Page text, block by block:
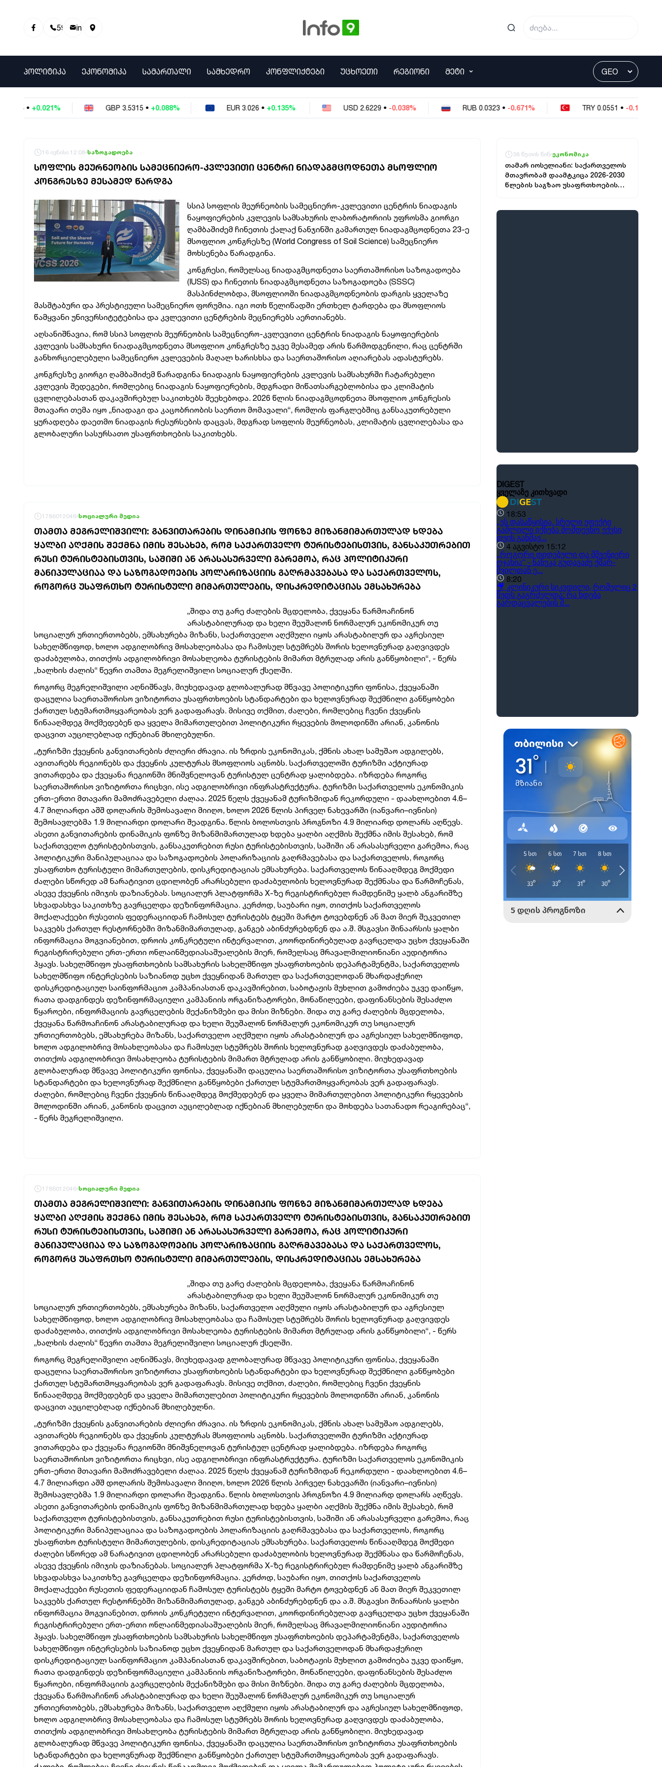
595 01 81 00info@info9.ge
ᲞᲝᲚᲘᲢᲘᲙᲐ ᲔᲙᲝᲜᲝᲛᲘᲙᲐ ᲡᲐᲛᲐᲠᲗᲐᲚᲘ ᲡᲐᲛᲮᲔᲓᲠᲝ ᲙᲝᲜᲤᲚᲘᲥᲢᲔᲑᲘ ᲣᲪᲮᲝᲔᲗᲘ ᲠᲔᲒᲘᲝᲜᲘ ᲛᲔᲢᲘ
3.5315 • +0.088% 3.026 +0.135% 2.6229 • -0.038% 0.0323 • -0.671% 0.0551 -0.181%
16 ივნისი 12:08 საზოგადოება
ᲡᲝᲤᲚᲘᲡ ᲛᲔᲣᲠᲜᲔᲝᲑᲘᲡ ᲡᲐᲛᲔᲪᲜᲘᲔᲠᲝ-ᲙᲕᲚᲔᲕᲘᲗᲘ ᲪᲔᲜᲢᲠᲘ ᲜᲘᲐᲓᲐᲒᲛᲪᲝᲓᲜᲔᲗᲐ ᲛᲡᲝᲤᲚᲘᲝ
ᲙᲝᲜᲒᲠᲔᲡᲖᲔ ᲛᲔᲡᲐᲛᲔᲓ ᲬᲐᲠᲓᲒᲐ
სსიპ სოფლის მეურნეობის სამეცნიერო-კვლევითი ცენტრის ნიადაგის
ნაყოფიერების კვლევის სამსახურის ლაბორატორიის უფროსმა გიორგი
ღამბაშიძემ ჩინეთის ქალაქ ნანჯინში გამართულ ნიადაგმცოდნეთა 23-ე
მსოფლიო კონგრესზე (World Congress of Soil Science) სამეცნიერო
მოხსენება წარადგინა.
კონგრესი, რომელსაც ნიადაგმცოდნეთა საერთაშორისო საზოგადოება
(IUSS) და ჩინეთის ნიადაგმცოდნეთა საზოგადოება (SSSC)
მასპინძლობდა, მსოფლიოში ნიადაგმცოდნეობის დარგის ყველაზე
მასშტაბური და პრესტიჟული სამეცნიერო ფორუმია. იგი ოთხ წელიწადში ერთხელ ტარდება და მსოფლიოს
წამყვანი უნივერსიტეტებისა და კვლევითი ცენტრების მეცნიერებს აერთიანებს.
აღსანიშნავია, რომ სსიპ სოფლის მეურნეობის სამეცნიერო-კვლევითი ცენტრის ნიადაგის ნაყოფიერების
კვლევის სამსახური ნიადაგმცოდნეთა მსოფლიო კონგრესზე უკვე მესამედ არის წარმოდგენილი, რაც ცენტრში
განხორციელებული სამეცნიერო კვლევების მაღალ ხარისხსა და საერთაშორისო აღიარებას ადასტურებს.
კონგრესზე გიორგი ღამბაშიძემ წარადგინა ნიადაგის ნაყოფიერების კვლევის სამსახურში ჩატარებული
კვლევის შედეგები, რომლებიც ნიადაგის ნაყოფიერების, მდგრადი მიწათსარგებლობისა და კლიმატის
ცვლილებასთან დაკავშირებულ საკითხებს შეეხებოდა. 2026 წლის ნიადაგმცოდნეთა მსოფლიო კონგრესის
მთავარი თემა იყო „ნიადაგი და კაცობრიობის საერთო მომავალი“, რომლის ფარგლებშიც განსაკუთრებული
ყურადღება დაეთმო ნიადაგის რესურსების დაცვას, მდგრად სოფლის მეურნეობას, კლიმატის ცვლილებასა და
გლობალური სასურსათო უსაფრთხოების საკითხებს.
1786012046 სოციალური მედია
ᲗᲐᲛᲗᲐ ᲛᲔᲒᲠᲔᲚᲘᲨᲕᲘᲚᲘ: ᲒᲐᲜᲕᲘᲗᲐᲠᲔᲑᲘᲡ ᲓᲘᲜᲐᲛᲘᲙᲘᲡ ᲤᲝᲜᲖᲔ ᲛᲘᲖᲐᲜᲛᲘᲛᲐᲠᲗᲣᲚᲐᲓ ᲮᲓᲔᲑᲐ
ᲧᲐᲚᲑᲘ ᲐᲦᲥᲛᲘᲡ ᲨᲔᲥᲛᲜᲐ ᲘᲛᲘᲡ ᲨᲔᲡᲐᲮᲔᲑ, ᲠᲝᲛ ᲡᲐᲥᲐᲠᲗᲕᲔᲚᲝ ᲢᲣᲠᲘᲡᲢᲔᲑᲘᲡᲗᲕᲘᲡ, ᲒᲐᲜᲡᲐᲙᲣᲗᲠᲔᲑᲘᲗ
ᲠᲣᲡᲘ ᲢᲣᲠᲘᲡᲢᲔᲑᲘᲡᲗᲕᲘᲡ, ᲡᲐᲨᲘᲨᲘ ᲐᲜ ᲐᲠᲐᲡᲐᲡᲣᲠᲕᲔᲚᲘ ᲒᲐᲠᲔᲛᲝᲐ, ᲠᲐᲪ ᲞᲝᲚᲘᲢᲘᲙᲣᲠᲘ
ᲛᲐᲜᲘᲞᲣᲚᲐᲪᲘᲐᲐ ᲓᲐ ᲡᲐᲖᲝᲒᲐᲓᲝᲔᲑᲘᲡ ᲞᲝᲚᲐᲠᲘᲖᲐᲪᲘᲘᲡ ᲒᲐᲦᲠᲛᲐᲕᲔᲑᲐᲡᲐ ᲓᲐ ᲡᲐᲥᲐᲠᲗᲕᲔᲚᲝᲡ,
ᲠᲝᲒᲝᲠᲪ ᲣᲡᲐᲤᲠᲗᲮᲝ ᲢᲣᲠᲘᲡᲢᲣᲚᲘ ᲛᲘᲛᲐᲠᲗᲣᲚᲔᲑᲘᲡ, ᲓᲘᲡᲙᲠᲔᲓᲘᲢᲐᲪᲘᲐᲡ ᲔᲛᲡᲐᲮᲣᲠᲔᲑᲐ
„შიდა თუ გარე ძალების მცდელობა, ქვეყანა წარმოაჩინონ
არასტაბილურად და ხელი შეუშალონ ნორმალურ ეკონომიკურ თუ
სოციალურ ურთიერთობებს, ემსახურება მიზანს, საქართველო აღქმული იყოს არასტაბილურ და აგრესიულ
სახელმწიფოდ, ხოლო ადგილობრივ მოსახლეობასა და ჩამოსულ სტუმრებს შორის ხელოვნურად გაღვივდეს
დაძაბულობა, თითქოს ადგილობრივი მოსახლეობა ტურისტების მიმართ მტრულად არის განწყობილი“, - წერს
„ხალხის ძალის“ წევრი თამთა მეგრელიშვილი სოციალურ ქსელში.
როგორც მეგრელიშვილი აღნიშნავს, მიუხედავად გლობალურად მწვავე პოლიტიკური ფონისა, ქვეყანაში
დაცულია საერთაშორისო ვიზიტორთა უსაფრთხოების სტანდარტები და ხელოვნურად შექმნილი განწყობები
ქართულ სტუმართმოყვარეობას ვერ გადაფარავს. მისივე თქმით, ძალები, რომლებიც ჩვენი ქვეყნის
წინააღმდეგ მოქმედებენ და ყველა მიმართულებით პოლიტიკური რყევების მოლოდინში არიან, კანონის
დაცვით აუცილებლად იქნებიან მხილებულნი.
„ტურიზმი ქვეყნის განვითარების ძლიერი ძრავია. ის ზრდის ეკონომიკას, ქმნის ახალ სამუშაო ადგილებს,
ავითარებს რეგიონებს და ქვეყნის კულტურას მსოფლიოს აცნობს. საქართველოში ტურიზმი აქტიურად
ვითარდება და ქვეყანა რეგიონში მნიშვნელოვან ტურისტულ ცენტრად ყალიბდება. იზრდება როგორც
საერთაშორისო ვიზიტორთა რიცხვი, ისე ადგილობრივი ინფრასტრუქტურა. ტურიზმი საქართველოს ეკონომიკის
ერთ-ერთი მთავარი მამოძრავებელი ძალაა. 2025 წელს ქვეყანამ ტურიზმიდან რეკორდული - დაახლოებით 4.6–
4.7 მილიარდი აშშ დოლარის შემოსავალი მიიღო, ხოლო 2026 წლის პირველ ნახევარში (იანვარი–ივნისი)
შემოსავლებმა 1.9 მილიარდი დოლარი შეადგინა. წლის ბოლოსთვის პროგნოზი 4.9 მილიარდ დოლარს აღწევს.
ასეთი განვითარების დინამიკის ფონზე მიზანმიმართულად ხდება ყალბი აღქმის შექმნა იმის შესახებ, რომ
საქართველო ტურისტებისთვის, განსაკუთრებით რუსი ტურისტებისთვის, საშიში ან არასასურველი გარემოა, რაც
პოლიტიკური მანიპულაციაა და საზოგადოების პოლარიზაციის გაღრმავებასა და საქართველოს, როგორც
უსაფრთხო ტურისტული მიმართულების, დისკრედიტაციას ემსახურება. საქართველოს წინააღმდეგ მოქმედი
ძალები სწორედ ამ ნარატივით ცდილობენ არარსებული დაძაბულობის ხელოვნურად შექმნასა და წარმოჩენას,
ასევე ქვეყნის იმიჯის დაზიანებას. სოციალურ პლატფორმა X-ზე რეგისტრირებულ რამდენიმე ყალბ ანგარიშზე
სხვადასხვა საკითხზე გავრცელდა დეზინფორმაცია. კერძოდ, საუბარი იყო, თითქოს საქართველოს
მოქალაქეები რუსეთის ფედერაციიდან ჩამოსულ ტურისტებს ტყეში მარტო ტოვებდნენ ან მათ მიერ შეკვეთილ
საკვებს ქართულ რესტორნებში მიზანმიმართულად, განგებ აბინძურებდნენ და ა.შ. მსგავსი შინაარსის ყალბი
ინფორმაცია მოგვიანებით, დროის კონკრეტული ინტერვალით, კოორდინირებულად გავრცელდა უცხო ქვეყანაში
რეგისტრირებული ერთ-ერთი ონლაინმედიასაშუალების მიერ, რომელსაც მრავალმილიონიანი აუდიტორია
ჰყავს. სახელმწიფო უსაფრთხოების სამსახურის სახელმწიფო უსაფრთხოების დეპარტამენტმა, საქართველოს
სახელმწიფო ინტერესების საზიანოდ უცხო ქვეყნიდან მართულ და საქართველოდან მხარდაჭერილ
დისკრედიტაციულ საინფორმაციო კამპანიასთან დაკავშირებით, საბოტაჟის მუხლით გამოძიება უკვე დაიწყო,
რათა დადგინდეს დეზინფორმაციული კამპანიის ორგანიზატორები, მონაწილეები, დაფინანსების შესაძლო
წყაროები, ინფორმაციის გავრცელების მექანიზმები და მისი მიზნები. შიდა თუ გარე ძალების მცდელობა,
ქვეყანა წარმოაჩინონ არასტაბილურად და ხელი შეუშალონ ნორმალურ ეკონომიკურ თუ სოციალურ
ურთიერთობებს, ემსახურება მიზანს, საქართველო აღქმული იყოს არასტაბილურ და აგრესიულ სახელმწიფოდ,
ხოლო ადგილობრივ მოსახლეობასა და ჩამოსულ სტუმრებს შორის ხელოვნურად გაღვივდეს დაძაბულობა,
თითქოს ადგილობრივი მოსახლეობა ტურისტების მიმართ მტრულად არის განწყობილი. მიუხედავად
გლობალურად მწვავე პოლიტიკური ფონისა, ქვეყანაში დაცულია საერთაშორისო ვიზიტორთა უსაფრთხოების
სტანდარტები და ხელოვნურად შექმნილი განწყობები ქართულ სტუმართმოყვარეობას ვერ გადაფარავს.
ძალები, რომლებიც ჩვენი ქვეყნის წინააღმდეგ მოქმედებენ და ყველა მიმართულებით პოლიტიკური რყევების
მოლოდინში არიან, კანონის დაცვით აუცილებლად იქნებიან მხილებულნი და მოხდება სათანადო რეაგირებაც“,
- წერს მეგრელიშვილი.
1786012046 სოციალური მედია
ᲗᲐᲛᲗᲐ ᲛᲔᲒᲠᲔᲚᲘᲨᲕᲘᲚᲘ: ᲒᲐᲜᲕᲘᲗᲐᲠᲔᲑᲘᲡ ᲓᲘᲜᲐᲛᲘᲙᲘᲡ ᲤᲝᲜᲖᲔ ᲛᲘᲖᲐᲜᲛᲘᲛᲐᲠᲗᲣᲚᲐᲓ ᲮᲓᲔᲑᲐ
ᲧᲐᲚᲑᲘ ᲐᲦᲥᲛᲘᲡ ᲨᲔᲥᲛᲜᲐ ᲘᲛᲘᲡ ᲨᲔᲡᲐᲮᲔᲑ, ᲠᲝᲛ ᲡᲐᲥᲐᲠᲗᲕᲔᲚᲝ ᲢᲣᲠᲘᲡᲢᲔᲑᲘᲡᲗᲕᲘᲡ, ᲒᲐᲜᲡᲐᲙᲣᲗᲠᲔᲑᲘᲗ
ᲠᲣᲡᲘ ᲢᲣᲠᲘᲡᲢᲔᲑᲘᲡᲗᲕᲘᲡ, ᲡᲐᲨᲘᲨᲘ ᲐᲜ ᲐᲠᲐᲡᲐᲡᲣᲠᲕᲔᲚᲘ ᲒᲐᲠᲔᲛᲝᲐ, ᲠᲐᲪ ᲞᲝᲚᲘᲢᲘᲙᲣᲠᲘ
ᲛᲐᲜᲘᲞᲣᲚᲐᲪᲘᲐᲐ ᲓᲐ ᲡᲐᲖᲝᲒᲐᲓᲝᲔᲑᲘᲡ ᲞᲝᲚᲐᲠᲘᲖᲐᲪᲘᲘᲡ ᲒᲐᲦᲠᲛᲐᲕᲔᲑᲐᲡᲐ ᲓᲐ ᲡᲐᲥᲐᲠᲗᲕᲔᲚᲝᲡ,
ᲠᲝᲒᲝᲠᲪ ᲣᲡᲐᲤᲠᲗᲮᲝ ᲢᲣᲠᲘᲡᲢᲣᲚᲘ ᲛᲘᲛᲐᲠᲗᲣᲚᲔᲑᲘᲡ, ᲓᲘᲡᲙᲠᲔᲓᲘᲢᲐᲪᲘᲐᲡ ᲔᲛᲡᲐᲮᲣᲠᲔᲑᲐ
„შიდა თუ გარე ძალების მცდელობა, ქვეყანა წარმოაჩინონ
არასტაბილურად და ხელი შეუშალონ ნორმალურ ეკონომიკურ თუ
სოციალურ ურთიერთობებს, ემსახურება მიზანს, საქართველო აღქმული იყოს არასტაბილურ და აგრესიულ
სახელმწიფოდ, ხოლო ადგილობრივ მოსახლეობასა და ჩამოსულ სტუმრებს შორის ხელოვნურად გაღვივდეს
დაძაბულობა, თითქოს ადგილობრივი მოსახლეობა ტურისტების მიმართ მტრულად არის განწყობილი“, - წერს
„ხალხის ძალის“ წევრი თამთა მეგრელიშვილი სოციალურ ქსელში.
როგორც მეგრელიშვილი აღნიშნავს, მიუხედავად გლობალურად მწვავე პოლიტიკური ფონისა, ქვეყანაში
დაცულია საერთაშორისო ვიზიტორთა უსაფრთხოების სტანდარტები და ხელოვნურად შექმნილი განწყობები
ქართულ სტუმართმოყვარეობას ვერ გადაფარავს. მისივე თქმით, ძალები, რომლებიც ჩვენი ქვეყნის
წინააღმდეგ მოქმედებენ და ყველა მიმართულებით პოლიტიკური რყევების მოლოდინში არიან, კანონის
დაცვით აუცილებლად იქნებიან მხილებულნი.
„ტურიზმი ქვეყნის განვითარების ძლიერი ძრავია. ის ზრდის ეკონომიკას, ქმნის ახალ სამუშაო ადგილებს,
ავითარებს რეგიონებს და ქვეყნის კულტურას მსოფლიოს აცნობს. საქართველოში ტურიზმი აქტიურად
ვითარდება და ქვეყანა რეგიონში მნიშვნელოვან ტურისტულ ცენტრად ყალიბდება. იზრდება როგორც
საერთაშორისო ვიზიტორთა რიცხვი, ისე ადგილობრივი ინფრასტრუქტურა. ტურიზმი საქართველოს ეკონომიკის
ერთ-ერთი მთავარი მამოძრავებელი ძალაა. 2025 წელს ქვეყანამ ტურიზმიდან რეკორდული - დაახლოებით 4.6–
4.7 მილიარდი აშშ დოლარის შემოსავალი მიიღო, ხოლო 2026 წლის პირველ ნახევარში (იანვარი–ივნისი)
შემოსავლებმა 1.9 მილიარდი დოლარი შეადგინა. წლის ბოლოსთვის პროგნოზი 4.9 მილიარდ დოლარს აღწევს.
ასეთი განვითარების დინამიკის ფონზე მიზანმიმართულად ხდება ყალბი აღქმის შექმნა იმის შესახებ, რომ
საქართველო ტურისტებისთვის, განსაკუთრებით რუსი ტურისტებისთვის, საშიში ან არასასურველი გარემოა, რაც
პოლიტიკური მანიპულაციაა და საზოგადოების პოლარიზაციის გაღრმავებასა და საქართველოს, როგორც
უსაფრთხო ტურისტული მიმართულების, დისკრედიტაციას ემსახურება. საქართველოს წინააღმდეგ მოქმედი
ძალები სწორედ ამ ნარატივით ცდილობენ არარსებული დაძაბულობის ხელოვნურად შექმნასა და წარმოჩენას,
ასევე ქვეყნის იმიჯის დაზიანებას. სოციალურ პლატფორმა X-ზე რეგისტრირებულ რამდენიმე ყალბ ანგარიშზე
სხვადასხვა საკითხზე გავრცელდა დეზინფორმაცია. კერძოდ, საუბარი იყო, თითქოს საქართველოს
მოქალაქეები რუსეთის ფედერაციიდან ჩამოსულ ტურისტებს ტყეში მარტო ტოვებდნენ ან მათ მიერ შეკვეთილ
საკვებს ქართულ რესტორნებში მიზანმიმართულად, განგებ აბინძურებდნენ და ა.შ. მსგავსი შინაარსის ყალბი
ინფორმაცია მოგვიანებით, დროის კონკრეტული ინტერვალით, კოორდინირებულად გავრცელდა უცხო ქვეყანაში
რეგისტრირებული ერთ-ერთი ონლაინმედიასაშუალების მიერ, რომელსაც მრავალმილიონიანი აუდიტორია
ჰყავს. სახელმწიფო უსაფრთხოების სამსახურის სახელმწიფო უსაფრთხოების დეპარტამენტმა, საქართველოს
სახელმწიფო ინტერესების საზიანოდ უცხო ქვეყნიდან მართულ და საქართველოდან მხარდაჭერილ
დისკრედიტაციულ საინფორმაციო კამპანიასთან დაკავშირებით, საბოტაჟის მუხლით გამოძიება უკვე დაიწყო,
რათა დადგინდეს დეზინფორმაციული კამპანიის ორგანიზატორები, მონაწილეები, დაფინანსების შესაძლო
წყაროები, ინფორმაციის გავრცელების მექანიზმები და მისი მიზნები. შიდა თუ გარე ძალების მცდელობა,
ქვეყანა წარმოაჩინონ არასტაბილურად და ხელი შეუშალონ ნორმალურ ეკონომიკურ თუ სოციალურ
ურთიერთობებს, ემსახურება მიზანს, საქართველო აღქმული იყოს არასტაბილურ და აგრესიულ სახელმწიფოდ,
ხოლო ადგილობრივ მოსახლეობასა და ჩამოსულ სტუმრებს შორის ხელოვნურად გაღვივდეს დაძაბულობა,
თითქოს ადგილობრივი მოსახლეობა ტურისტების მიმართ მტრულად არის განწყობილი. მიუხედავად
გლობალურად მწვავე პოლიტიკური ფონისა, ქვეყანაში დაცულია საერთაშორისო ვიზიტორთა უსაფრთხოების
სტანდარტები და ხელოვნურად შექმნილი განწყობები ქართულ სტუმართმოყვარეობას ვერ გადაფარავს.
38 წუთის წინ ეკონომიკა
თამარ იოსელიანი: საქართველოს
მთავრობამ დაამტკიცა 2026-2030
წლების საგზაო უსაფრთხოების